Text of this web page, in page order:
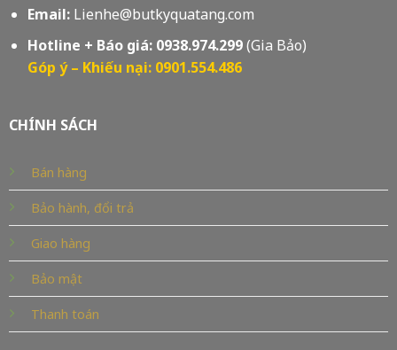
Email:Lienhe@butkyquatang.com
Hotline + Báo giá: 0938.974.299(Gia Bảo)
Góp ý – Khiếu nại: 0901.554.486
CHÍNH SÁCH
Bán hàng
Bảo hành, đổi trả
Giao hàng
Bảo mật
Thanh toán